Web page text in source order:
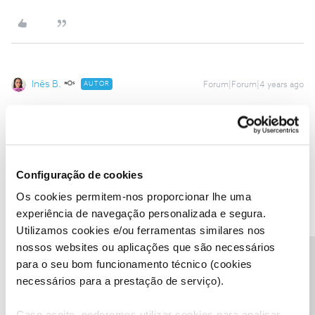
Configuração de cookies
Os cookies permitem-nos proporcionar lhe uma
experiência de navegação personalizada e segura.
Utilizamos cookies e/ou ferramentas similares nos
nossos websites ou aplicações que são necessários
para o seu bom funcionamento técnico (cookies
necessários para a prestação de serviço).
Inês B. AUTOR Forum|Forum|4 years ago
Ajude a comunidade a encontrar informação relevante. Marque
R Ruicosta89 Forum|Forum|4 years ago